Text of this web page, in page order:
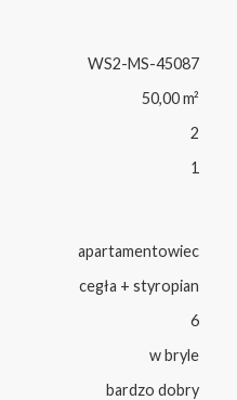
WS2-MS-45087
50,00 m²
2
1
apartamentowiec
cegła + styropian
6
w bryle
bardzo dobry